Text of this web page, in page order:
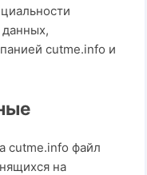
cutme.info и
cutme.info файл
на